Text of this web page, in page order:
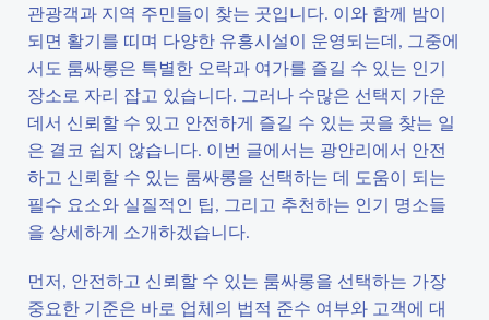
관광객과 지역 주민들이 찾는 곳입니다. 이와 함께 밤이
되면 활기를 띠며 다양한 유흥시설이 운영되는데, 그중에
서도 룸싸롱은 특별한 오락과 여가를 즐길 수 있는 인기
장소로 자리 잡고 있습니다. 그러나 수많은 선택지 가운
데서 신뢰할 수 있고 안전하게 즐길 수 있는 곳을 찾는 일
은 결코 쉽지 않습니다. 이번 글에서는 광안리에서 안전
하고 신뢰할 수 있는 룸싸롱을 선택하는 데 도움이 되는
필수 요소와 실질적인 팁, 그리고 추천하는 인기 명소들
을 상세하게 소개하겠습니다.
먼저, 안전하고 신뢰할 수 있는 룸싸롱을 선택하는 가장
중요한 기준은 바로 업체의 법적 준수 여부와 고객에 대